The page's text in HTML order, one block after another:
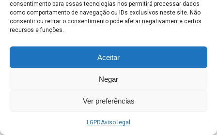
consentimento para essas tecnologias nos permitirá processar dados
como comportamento de navegação ou IDs exclusivos neste site. Não
consentir ou retirar o consentimento pode afetar negativamente certos
recursos e funções.
Aceitar
Negar
Ver preferências
LGPDAviso legal